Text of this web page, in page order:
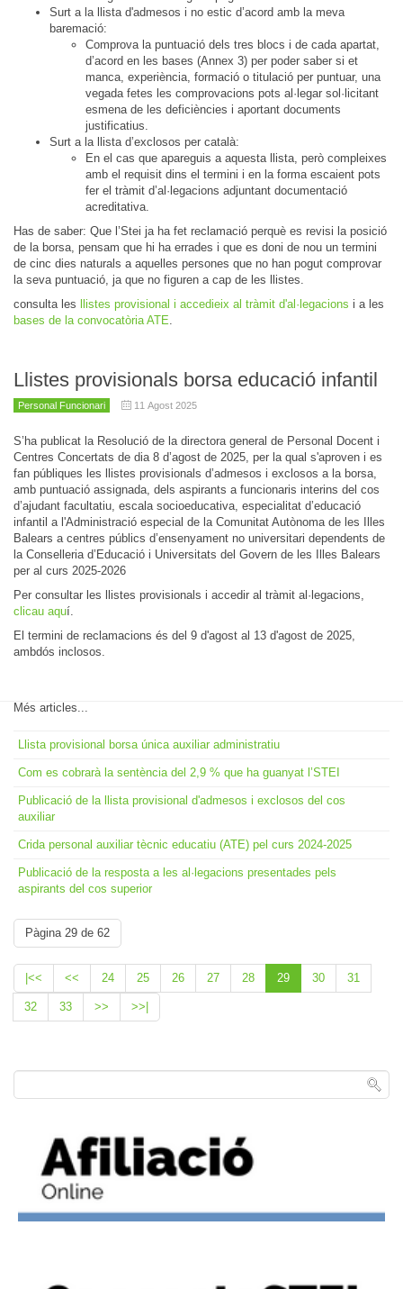
Surt a la llista d'admesos i no estic d’acord amb la meva
baremació:
Comprova la puntuació dels tres blocs i de cada apartat,
d’acord en les bases (Annex 3) per poder saber si et
manca, experiència, formació o titulació per puntuar, una
vegada fetes les comprovacions pots al·legar sol·licitant
esmena de les deficiències i aportant documents
justificatius.
Surt a la llista d’exclosos per català:
En el cas que apareguis a aquesta llista, però compleixes
amb el requisit dins el termini i en la forma escaient pots
fer el tràmit d’al·legacions adjuntant documentació
acreditativa.
Has de saber: Que l’Stei ja ha fet reclamació perquè es revisi la posició
de la borsa, pensam que hi ha errades i que es doni de nou un termini
de cinc dies naturals a aquelles persones que no han pogut comprovar
la seva puntuació, ja que no figuren a cap de les llistes.
consulta les llistes provisional i accedieix al tràmit d'al·legacions i a les
bases de la convocatòria ATE.
Llistes provisionals borsa educació infantil
Personal Funcionari 11 Agost 2025
S’ha publicat la Resolució de la directora general de Personal Docent i
Centres Concertats de dia 8 d’agost de 2025, per la qual s'aproven i es
fan públiques les llistes provisionals d’admesos i exclosos a la borsa,
amb puntuació assignada, dels aspirants a funcionaris interins del cos
d’ajudant facultatiu, escala socioeducativa, especialitat d’educació
infantil a l'Administració especial de la Comunitat Autònoma de les Illes
Balears a centres públics d’ensenyament no universitari dependents de
la Conselleria d’Educació i Universitats del Govern de les Illes Balears
per al curs 2025-2026
Per consultar les llistes provisionals i accedir al tràmit al·legacions,
clicau aquí.
El termini de reclamacions és del 9 d'agost al 13 d'agost de 2025,
ambdós inclosos.
Més articles...
Llista provisional borsa única auxiliar administratiu
Com es cobrarà la sentència del 2,9 % que ha guanyat l’STEI
Publicació de la llista provisional d'admesos i exclosos del cos
auxiliar
Crida personal auxiliar tècnic educatiu (ATE) pel curs 2024-2025
Publicació de la resposta a les al·legacions presentades pels
aspirants del cos superior
Pàgina 29 de 62
|<< << 24 25 26 27 28 29 30 31
32 33 >> >>|